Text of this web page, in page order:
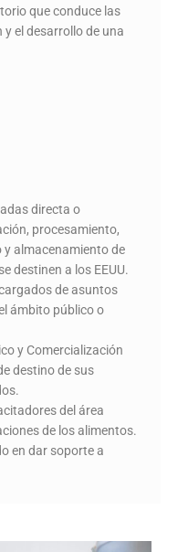
que conduce las
el desarrollo de una
directa o
procesamiento,
almacenamiento de
destinen a los EEUU.
de asuntos
ámbito público o
y Comercialización
destino de sus
del área
de los alimentos.
en dar soporte a